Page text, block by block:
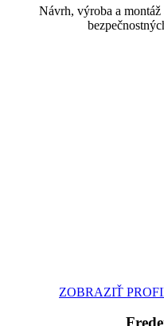
Návrh, výroba a
ZOBRAZIŤ